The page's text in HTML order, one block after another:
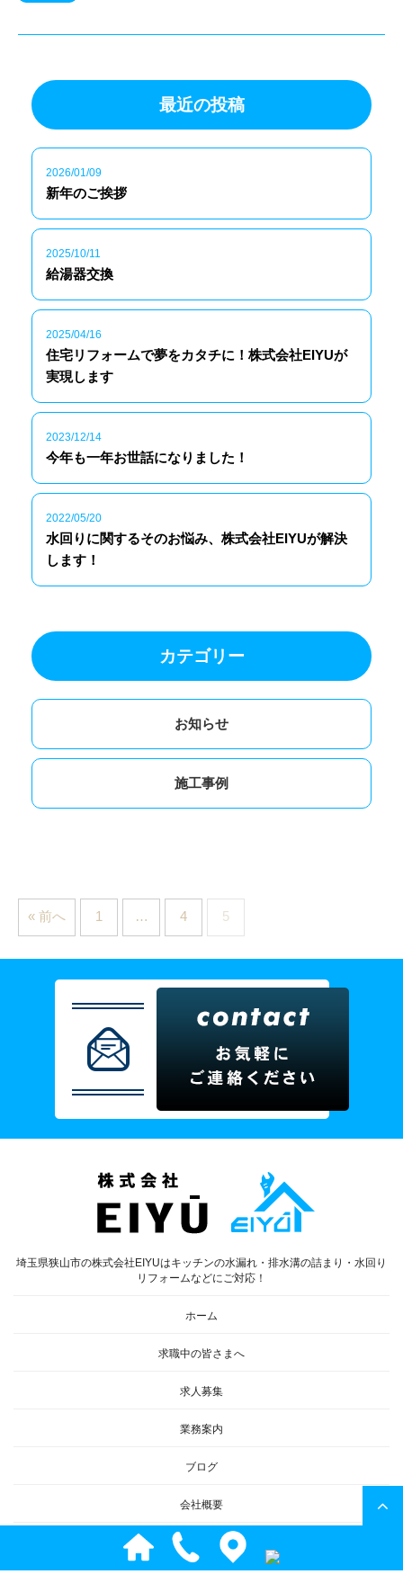
最近の投稿
2026/01/09
新年のご挨拶
2025/10/11
給湯器交換
2025/04/16
住宅リフォームで夢をカタチに！株式会社EIYUが
実現します
2023/12/14
今年も一年お世話になりました！
2022/05/20
水回りに関するそのお悩み、株式会社EIYUが解決
します！
カテゴリー
お知らせ
施工事例
« 前へ 1 … 4 5
埼玉県狭山市の株式会社EIYUはキッチンの水漏れ・排水溝の詰まり・水回り
リフォームなどにご対応！
ホーム
求職中の皆さまへ
求人募集
業務案内
ブログ
会社概要
お問い合わせ